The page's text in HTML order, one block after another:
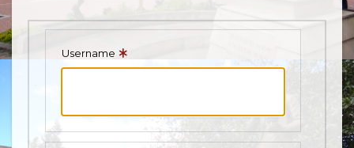
Ningún dato
disponible en
esta tablaUsername